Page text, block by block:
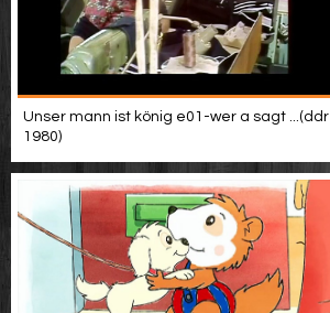
Unser mann ist könig e01-wer a sagt ...(ddr
1980)